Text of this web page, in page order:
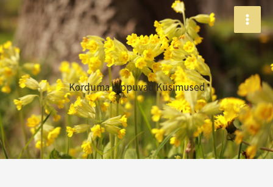
Skip
to
content
Korduma Kippuvad Küsimused